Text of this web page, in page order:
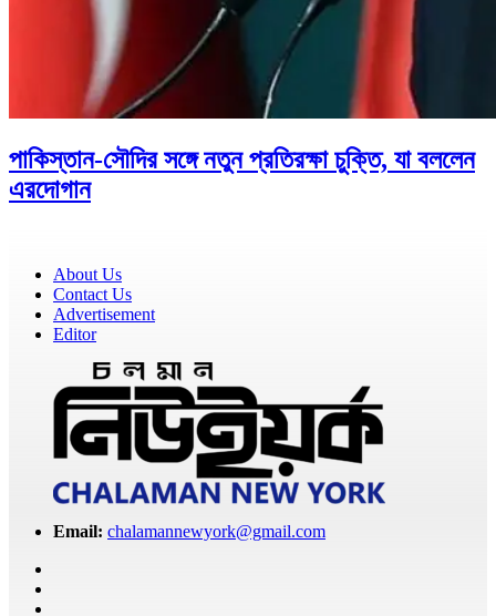
পাকিস্তান-সৌদির সঙ্গে নতুন প্রতিরক্ষা চুক্তি, যা বললেন
এরদোগান
About Us
Contact Us
Advertisement
Editor
Email: chalamannewyork@gmail.com